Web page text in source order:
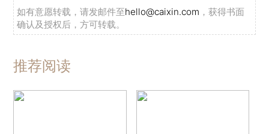
如有意愿转载，请发邮件至hello@caixin.com ，获得书面
确认及授权后，方可转载。
推荐阅读